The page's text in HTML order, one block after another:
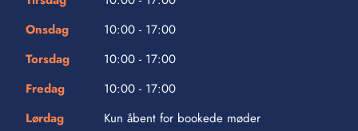
Onsdag
10:00 - 17:00
Torsdag
10:00 - 17:00
Fredag
10:00 - 17:00
Lørdag
Kun åbent for bookede møder